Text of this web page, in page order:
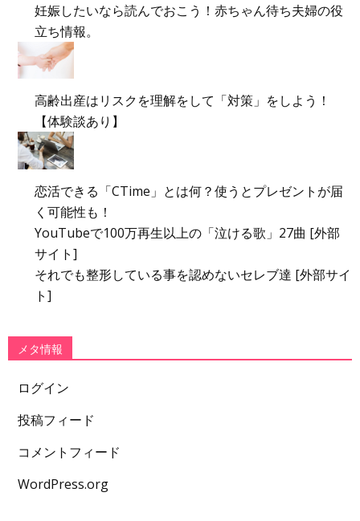
妊娠したいなら読んでおこう！赤ちゃん待ち夫婦の役
立ち情報。
高齢出産はリスクを理解をして「対策」をしよう！
【体験談あり】
恋活できる「CTime」とは何？使うとプレゼントが届
く可能性も！
YouTubeで100万再生以上の「泣ける歌」27曲 [外部
サイト]
それでも整形している事を認めないセレブ達 [外部サイ
ト]
メタ情報
ログイン
投稿フィード
コメントフィード
WordPress.org